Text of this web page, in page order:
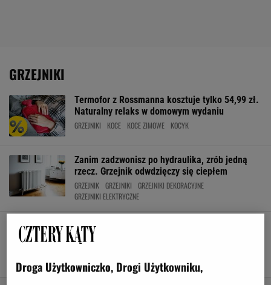
GRZEJNIKI
Termofor z Rossmanna kosztuje tylko 54,99 zł.
Naturalny relaks w domowym wydaniu
GRZEJNIKI KOCE KOCE ZIMOWE KOCYK
Zanim zadzwonisz po hydraulika, zrób jedną
rzecz. Grzejnik odwdzięczy się ciepłem
GRZEJNIK GRZEJNIKI
GRZEJNIKI DEKORACYJNE
GRZEJNIKI ELEKTRYCZNE
Dodatkowy grzejnik elektryczny to must have
na mroźne miesiące. Jak efektywnie (i tanio)
GRZEJNIKI KALORYFER MEDIA EXPERT
Droga Użytkowniczko, Drogi Użytkowniku,